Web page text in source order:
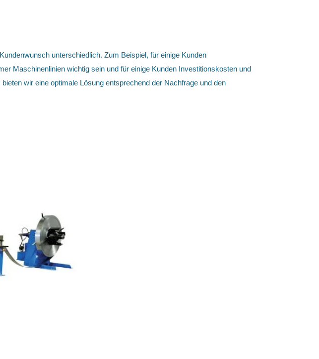
unterschiedlich. Zum Beispiel, für einige Kunden
Maschinenlinien wichtig sein und für einige Kunden Investitionskosten und
wir eine optimale Lösung entsprechend der Nachfrage und den